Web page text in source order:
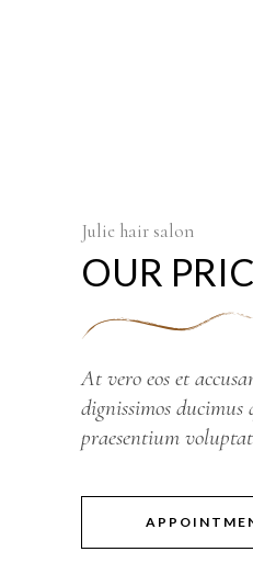
Julie hair salon
OUR
At vero eos et
dignissimos
praesentium